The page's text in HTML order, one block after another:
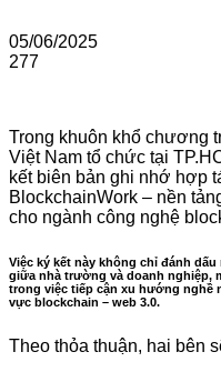
05/06/2025
277
Trong khuôn khổ chương
Việt Nam tổ chức tại
kết biên bản ghi nhớ hợp
BlockchainWork – nền
cho ngành công nghệ
Việc ký kết này không chỉ đánh
giữa nhà trường và doanh nghiệp,
trong việc tiếp cận xu hướng nghề
vực blockchain – web 3.0.
Theo thỏa thuận, hai bên